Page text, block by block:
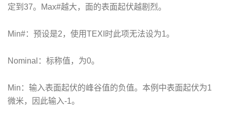
定到37。Max#越大，面的表面起伏越剧烈。
Min#：预设是2，使用TEXI时此项无法设为1。
Nominal：标称值，为0。
Min：输入表面起伏的峰谷值的负值。本例中表面起伏为1
微米，因此输入-1。